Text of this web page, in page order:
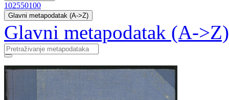
102550100
Glavni metapodatak (A->Z)
Glavni metapodatak (A->Z)